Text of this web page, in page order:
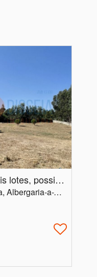
Terreno dividido em dois lotes, possibilidade de comprar em separado Albergaria a Velha
Aveiro, Albergaria-a-Velha, Albergaria-a-Velha e Valmaior